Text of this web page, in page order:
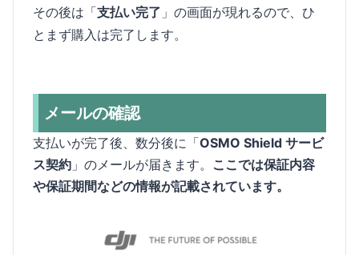
その後は「支払い完了 」の画面が現れるので、ひ
とまず購入は完了します。
メールの確認
支払いが完了後、数分後に「OSMO Shield サービ
ス契約 」のメールが届きます。 ここでは保証内容
や保証期間などの情報が記載されています。